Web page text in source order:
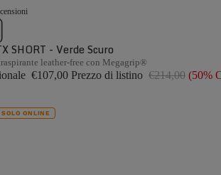
SHORT - Verde Scuro
leather-free con Megagrip®
€107,00 Prezzo di listino €214,00 (50%
ONLINE